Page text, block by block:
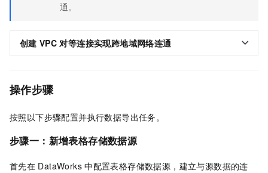
通。
创建 VPC 对等连接实现跨地域网络连通
操作步骤
按照以下步骤配置并执行数据导出任务。
步骤一：新增表格存储数据源
首先在 DataWorks 中配置表格存储数据源，建立与源数据的连